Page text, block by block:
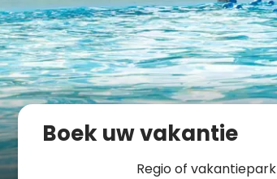
Boek uw vakantie
Regio of vakantiepark